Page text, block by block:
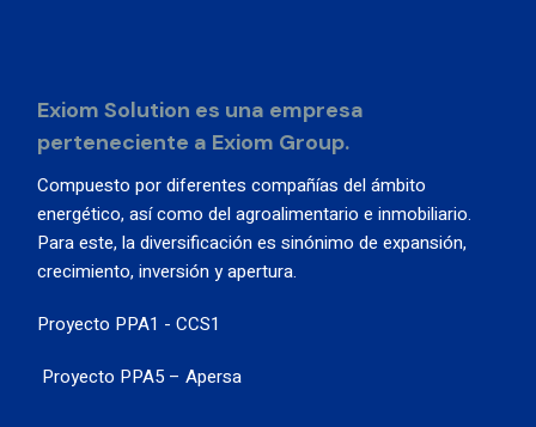
Exiom Solution es una empresa
perteneciente a Exiom Group.
Compuesto por diferentes compañías del ámbito
energético, así como del agroalimentario e inmobiliario.
Para este, la diversificación es sinónimo de expansión,
crecimiento, inversión y apertura.
Proyecto PPA1 - CCS1
Proyecto PPA5 – Apersa